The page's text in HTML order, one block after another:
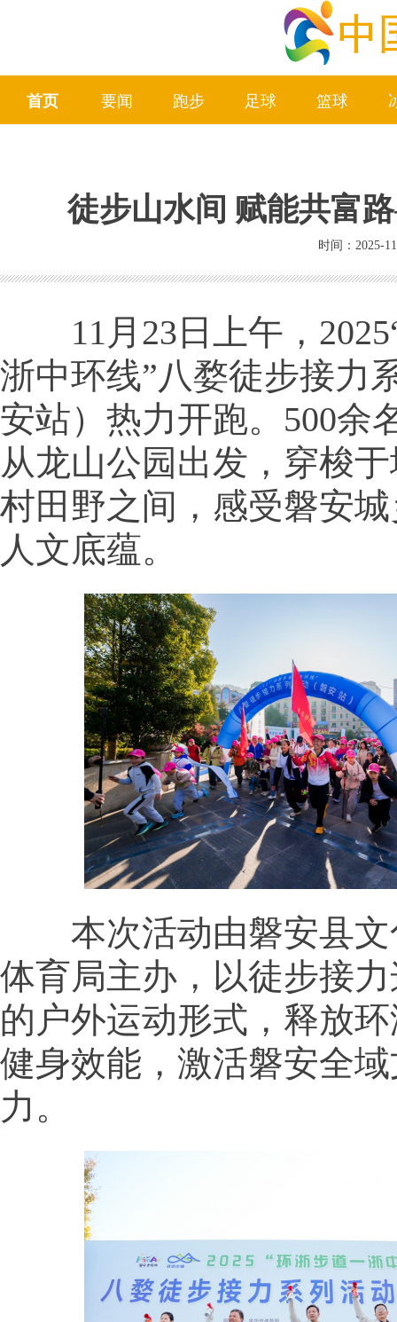
首页 要闻 跑步 足球 篮球
徒步山水间 赋能共富
时间：2025-
11月23日上午，
浙中环线”八婺徒步接力
安站）热力开跑。500余
从龙山公园出发，穿梭
村田野之间，感受磐安
人文底蕴。
本次活动由磐安县文
体育局主办，以徒步接
的户外运动形式，释放
健身效能，激活磐安全
力。